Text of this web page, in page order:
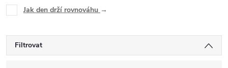
Jak den drží rovnováhu →
Filtrovat